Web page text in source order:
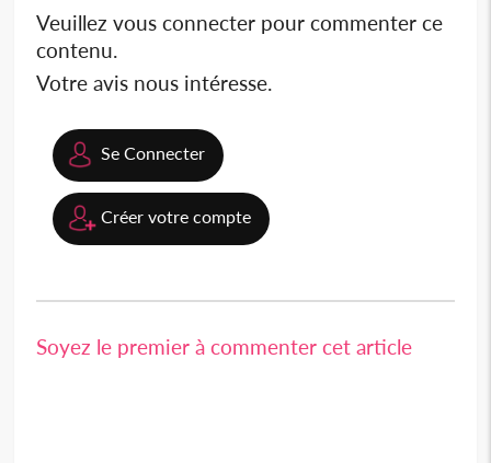
Veuillez vous connecter pour commenter ce
contenu.
Votre avis nous intéresse.
Se Connecter
Créer votre compte
Soyez le premier à commenter cet article